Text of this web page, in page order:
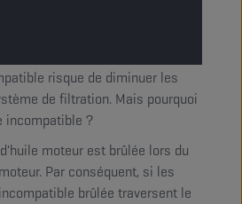
risque de diminuer les
de filtration. Mais pourquoi
incompatible ?
moteur est brûlée lors du
Par conséquent, si les
brûlée traversent le